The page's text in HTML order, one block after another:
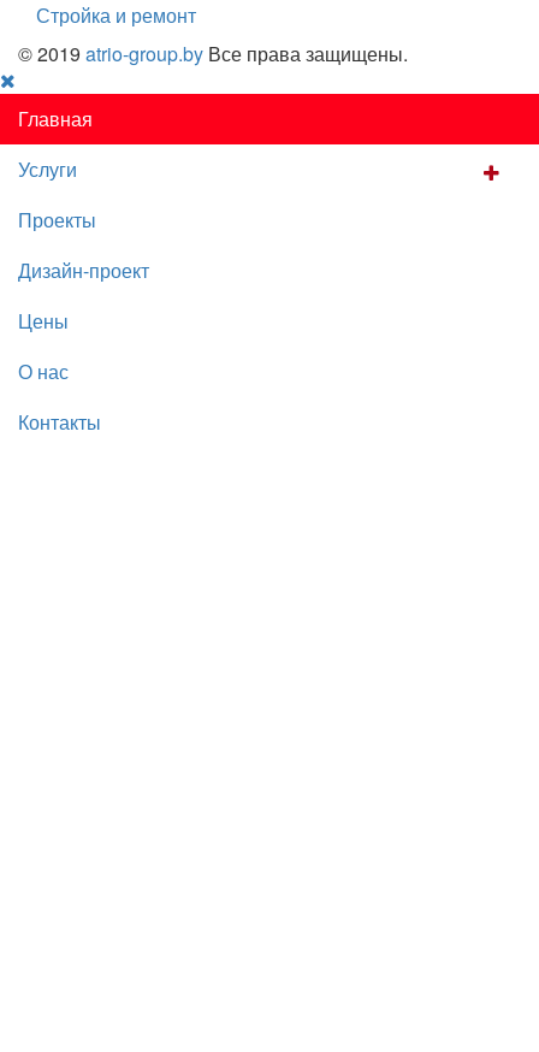
Стройка и ремонт
© 2019 atrio-group.by Все права защищены.
Главная
Услуги
Проекты
Дизайн-проект
Цены
О нас
Контакты